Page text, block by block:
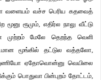
வளையம் வச்ச பெரிய கதவைத்
மூனு ரூமும், எதிர்ல நாலு வீட்டு
முற்றம் மேலே தெறந்த வெளி
மூங்கில் தட்டுல வத்தலோ,
ஏதோவொன்னு வெயிலை
பொதுவா பின்புறம் தோட்டம்,